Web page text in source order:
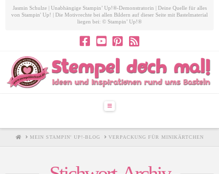
Jasmin Schulze | Unabhängige Stampin’ Up!®-Demonstratorin | Deine Quelle für alles
von Stampin' Up! | Die Motivrechte bei allen Bildern auf dieser Seite mit Bastelmaterial
liegen bei: © Stampin’ Up!®
Navigation
HOMEMEIN STAMPIN' UP!-BLOG VERPACKUNG FÜR MINIKÄRTCHEN